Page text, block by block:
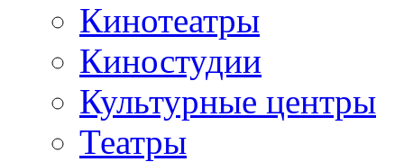
Кинотеатры
Киностудии
Культурные центры
Театры